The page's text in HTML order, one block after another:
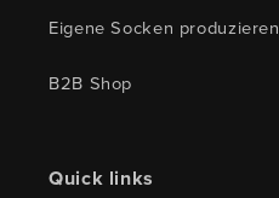
Eigene Socken produzieren
B2B Shop
Quick links